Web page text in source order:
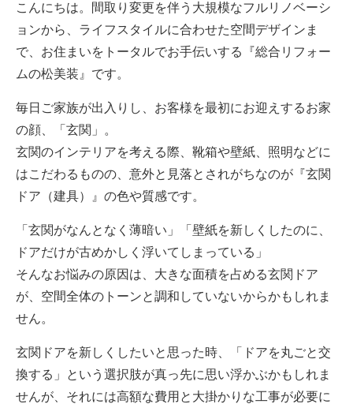
こんにちは。間取り変更を伴う大規模なフルリノベーシ
ョンから、ライフスタイルに合わせた空間デザインま
で、お住まいをトータルでお手伝いする『総合リフォー
ムの松美装』です。
毎日ご家族が出入りし、お客様を最初にお迎えするお家
の顔、「玄関」。
玄関のインテリアを考える際、靴箱や壁紙、照明などに
はこだわるものの、意外と見落とされがちなのが『玄関
ドア（建具）』の色や質感です。
「玄関がなんとなく薄暗い」「壁紙を新しくしたのに、
ドアだけが古めかしく浮いてしまっている」
そんなお悩みの原因は、大きな面積を占める玄関ドア
が、空間全体のトーンと調和していないからかもしれま
せん。
玄関ドアを新しくしたいと思った時、「ドアを丸ごと交
換する」という選択肢が真っ先に思い浮かぶかもしれま
せんが、それには高額な費用と大掛かりな工事が必要に